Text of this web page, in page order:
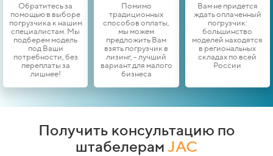
Обратитесь за
помощью в выборе
погрузчика к нашим
специалистам. Мы
подберем модель
под Ваши
потребности, без
переплаты за
лишнее!
Помимо
традиционных
способов оплаты,
мы можем
предложить Вам
взять погрузчик в
лизинг, - лучший
вариант для малого
бизнеса
Вам не придется
ждать оплаченный
погрузчик:
большинство
моделей находятся
в региональных
складах по всей
России
Получить консультацию по
штабелерам JAC